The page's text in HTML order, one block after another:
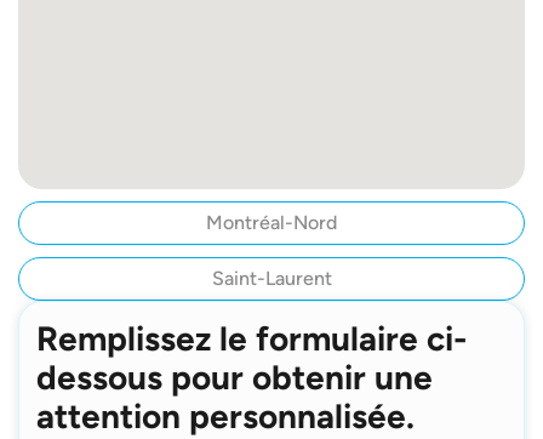
Montréal-Nord
Saint-Laurent
Remplissez le formulaire ci-
dessous pour obtenir une
attention personnalisée.